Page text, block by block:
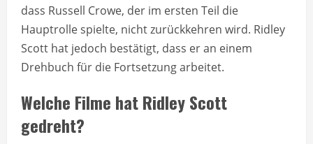
dass Russell Crowe, der im ersten Teil die
Hauptrolle spielte, nicht zurückkehren wird. Ridley
Scott hat jedoch bestätigt, dass er an einem
Drehbuch für die Fortsetzung arbeitet.
Welche Filme hat Ridley Scott
gedreht?